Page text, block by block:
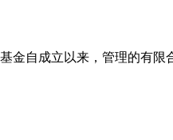
金自成立以来，管理的有